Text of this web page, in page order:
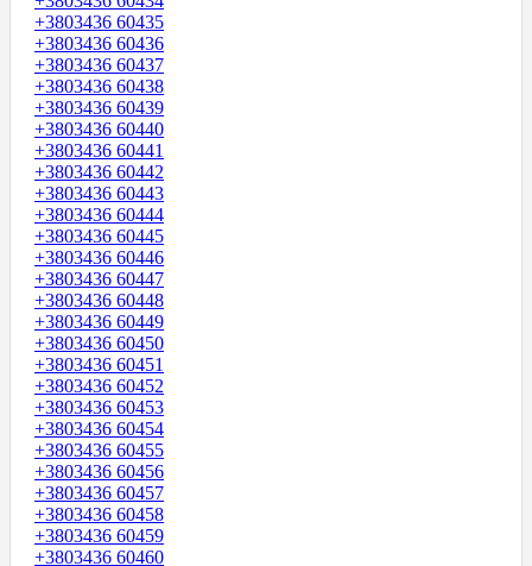
+3803436 60435
+3803436 60436
+3803436 60437
+3803436 60438
+3803436 60439
+3803436 60440
+3803436 60441
+3803436 60442
+3803436 60443
+3803436 60444
+3803436 60445
+3803436 60446
+3803436 60447
+3803436 60448
+3803436 60449
+3803436 60450
+3803436 60451
+3803436 60452
+3803436 60453
+3803436 60454
+3803436 60455
+3803436 60456
+3803436 60457
+3803436 60458
+3803436 60459
+3803436 60460